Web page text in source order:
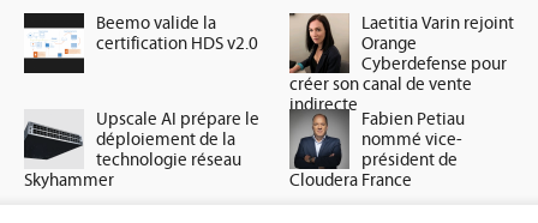
Beemo valide la
certification HDS v2.0
Laetitia Varin rejoint
Orange
Cyberdefense pour
créer son canal de vente
indirecte
Upscale AI prépare le
déploiement de la
technologie réseau
Skyhammer
Fabien Petiau
nommé vice-
président de
Cloudera France